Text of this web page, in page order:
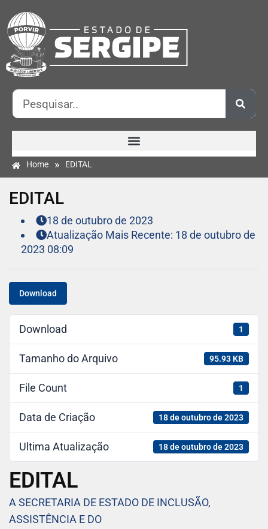
Home » EDITAL
EDITAL
18 de outubro de 2023
Atualização Mais Recente: 18 de outubro de
2023 08:09
Download
Download 1
Tamanho do Arquivo 95.93 KB
File Count 1
Data de Criação 18 de outubro de 2023
Ultima Atualização 18 de outubro de 2023
EDITAL
A SECRETARIA DE ESTADO DE INCLUSÃO,
ASSISTÊNCIA E DO